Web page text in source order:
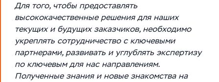
Для того, чтобы предоставлять
высококачественные решения для наших
текущих и будущих заказчиков, необходимо
укреплять сотрудничество с ключевыми
партнерами, развивать и углублять экспертизу
по ключевым для нас направлениям.
Полученные знания и новые знакомства на